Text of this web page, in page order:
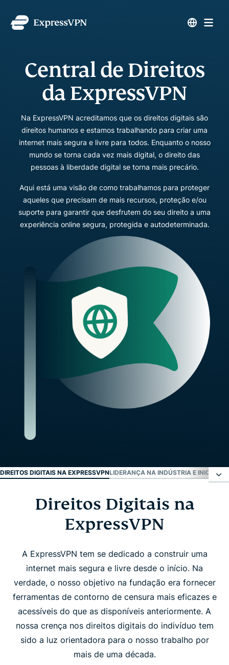
Central de Direitos
daExpressVPN
Na ExpressVPN acreditamos que os direitos digitais são
direitos humanos e estamos trabalhando para criar uma
internet mais segura e livre para todos. Enquanto o nosso
mundo se torna cada vez mais digital, o direito das
pessoas à liberdade digital se torna mais precário.
Aqui está uma visão de como trabalhamos para proteger
aqueles que precisam de mais recursos, proteção e/ou
suporte para garantir que desfrutem do seu direito a uma
experiência online segura, protegida e autodeterminada.
DIREITOS DIGITAIS NA EXPRESSVPNLIDERANÇA NA INDÚSTRIA E
Direitos Digitais na ExpressVPN
Liderança na Indústria e Iniciativas de Direitos
Apoio a ativistas e jornalistas
Recursos
Últimas notícias de direitos
Se inscreva para receber atualizações sobre
Direitos Digitais na
ExpressVPN
A ExpressVPN tem se dedicado a construir uma
internet mais segura e livre desde o início. Na
verdade, o nosso objetivo na fundação era fornecer
ferramentas de contorno de censura mais eficazes e
acessíveis do que as disponíveis anteriormente. A
nossa crença nos direitos digitais do indivíduo tem
sido a luz orientadora para o nosso trabalho por
mais de uma década.